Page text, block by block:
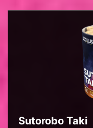
Sutorobo Taki